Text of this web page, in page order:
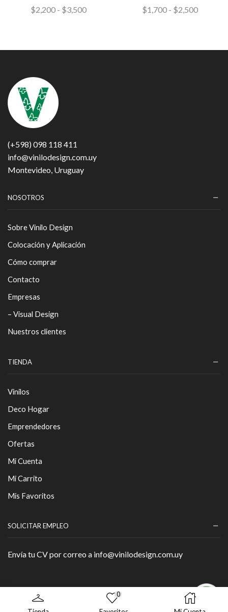
$2,200 - $3,500 $1,700 - $2,500
(+598) 098 118 411
info@vinilodesign.com.uy
Montevideo, Uruguay
NOSOTROS
Sobre Vinilo Design
Colocación y Aplicación
Cómo comprar
Contacto
Empresas
– Visual Design
Nuestros clientes
TIENDA
Vinilos
Deco Hogar
Emprendedores
Ofertas
Mi Cuenta
Mi Carrito
Mis Favoritos
SOLICITAR EMPLEO
Envía tu CV por correo a info@vinilodesign.com.uy
Copyright © 2026 - By Página Web.
0